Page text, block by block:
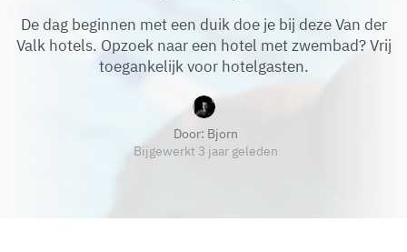
De dag beginnen met een duik doe je bij deze Van der
Valk hotels. Opzoek naar een hotel met zwembad? Vrij
toegankelijk voor hotelgasten.
Door: Bjorn
Bijgewerkt 3 jaar geleden